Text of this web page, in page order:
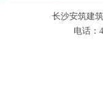
长沙安筑建
电话：